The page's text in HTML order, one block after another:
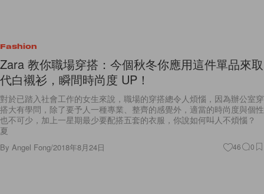
Fashion
Zara 教你職場穿搭：今個秋冬你應用這件單品來取
代白襯衫，瞬間時尚度 UP！
對於已踏入社會工作的女生來說，職場的穿搭總令人煩惱，因為辦公室穿
搭大有學問，除了要予人一種專業、整齊的感覺外，適當的時尚度與個性
也不可少，加上一星期最少要配搭五套的衣服，你說如何叫人不煩惱？
夏
By Angel Fong/2018年8月24日 46 0